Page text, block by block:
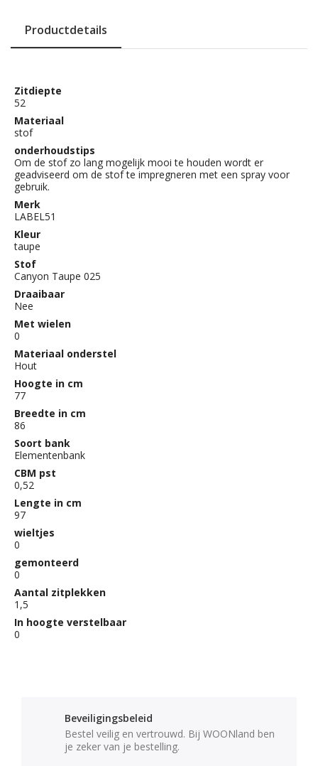
Productdetails
Zitdiepte
52
Materiaal
stof
onderhoudstips
Om de stof zo lang mogelijk mooi te houden wordt er
geadviseerd om de stof te impregneren met een spray voor
gebruik.
Merk
LABEL51
Kleur
taupe
Stof
Canyon Taupe 025
Draaibaar
Nee
Met wielen
0
Materiaal onderstel
Hout
Hoogte in cm
77
Breedte in cm
86
Soort bank
Elementenbank
CBM pst
0,52
Lengte in cm
97
wieltjes
0
gemonteerd
0
Aantal zitplekken
1,5
In hoogte verstelbaar
0
Beveiligingsbeleid
Bestel veilig en vertrouwd. Bij WOONland ben
je zeker van je bestelling.